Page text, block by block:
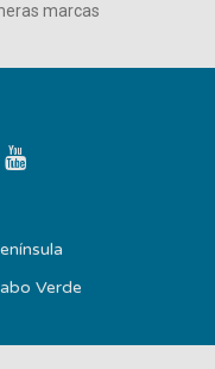
marcas
Verde